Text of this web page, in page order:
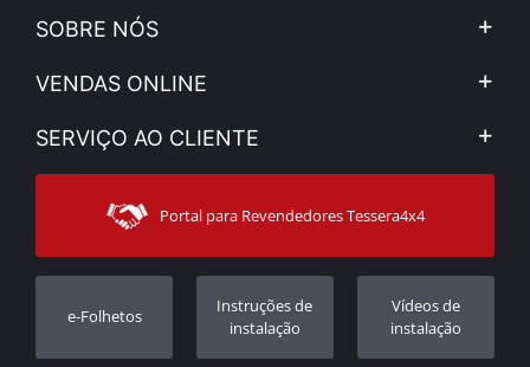
SOBRE NÓS
A Companhia
Notícias
Sitemap
VENDAS ONLINE
Minha Conta
Modos de Enviο
SERVIÇO AO CLIENTE
Contacto
Apoio ao cliente
Rastrear ordem
Revendedores
Portal para Revendedores Tessera4x4
e-Folhetos
Instruções de
instalação
Vídeos de
instalação